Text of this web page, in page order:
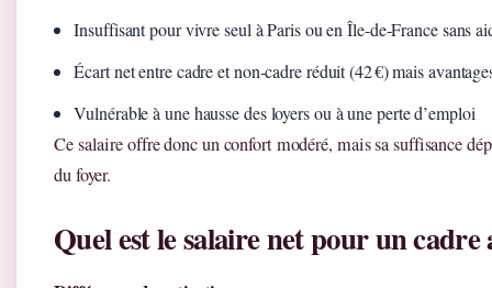
Insuffisant pour vivre seul à Paris ou en Île‑de‑France sans
Écart net entre cadre et non‑cadre réduit (42 €) mais
Vulnérable à une hausse des loyers ou à une perte d’emploi
Ce salaire offre donc un confort modéré, mais sa suffisance
du foyer.
Quel est le salaire net pour un cadre